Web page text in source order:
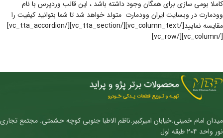
کاملا بومی سازی برای همگان وجود داشته باشد ، این قالب وردپرس با نام
وودمارت در وبسایت ایران وودمارت متولد خواهد شد تا شما بتوانید کیفیت را
مقایسه نمایید[/vc_column_text][/vc_tta_section][/vc_tta_accordion]
[/vc_column][/vc_row]
میدان امام خمینی.خیابان امیرکبیر.ناظم الاطبا جنوبی کوچه حشمتی. مجتمع تجاری
نور واحد ۲۰۴ طبقه اول